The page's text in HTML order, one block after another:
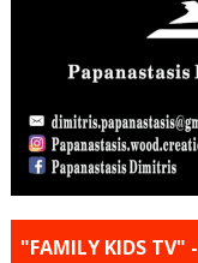
"FAMILY KIDS